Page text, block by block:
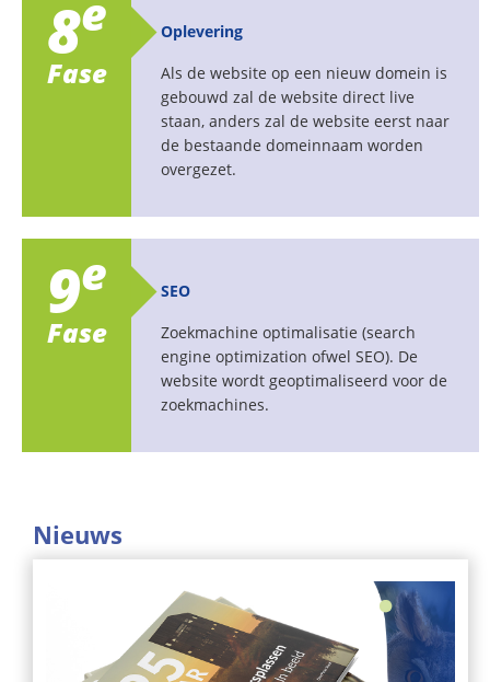
8e
Fase
Oplevering
Als de website op een nieuw domein is
gebouwd zal de website direct live
staan, anders zal de website eerst naar
de bestaande domeinnaam worden
overgezet.
9e
Fase
SEO
Zoekmachine optimalisatie (search
engine optimization ofwel SEO). De
website wordt geoptimaliseerd voor de
zoekmachines.
Nieuws